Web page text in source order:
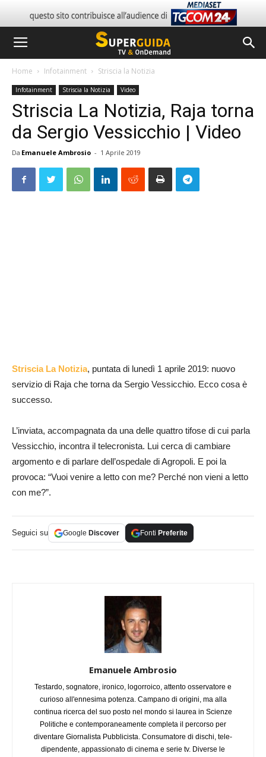
Home Infotainment Striscia la Notizia
Infotainment Striscia la Notizia Video
Striscia La Notizia, Raja torna
da Sergio Vessicchio | Video
Da Emanuele Ambrosio - 1 Aprile 2019
Striscia La Notizia, puntata di lunedì 1 aprile 2019: nuovo
servizio di Raja che torna da Sergio Vessicchio. Ecco cosa è
successo.
L’inviata, accompagnata da una delle quattro tifose di cui parla
Vessicchio, incontra il telecronista. Lui cerca di cambiare
argomento e di parlare dell’ospedale di Agropoli. E poi la
provoca: “Vuoi venire a letto con me? Perché non vieni a letto
con me?”.
Seguici su Google Discover Fonti Preferite
Emanuele Ambrosio
Testardo, sognatore, ironico, logorroico, attento osservatore e
curioso all'ennesima potenza. Campano di origini, ma alla
continua ricerca del suo posto nel mondo si laurea in Scienze
Politiche e contemporaneamente completa il percorso per
diventare Giornalista Pubblicista. Consumatore di dischi, tele-
dipendente, appassionato di cinema e serie tv. Diverse le